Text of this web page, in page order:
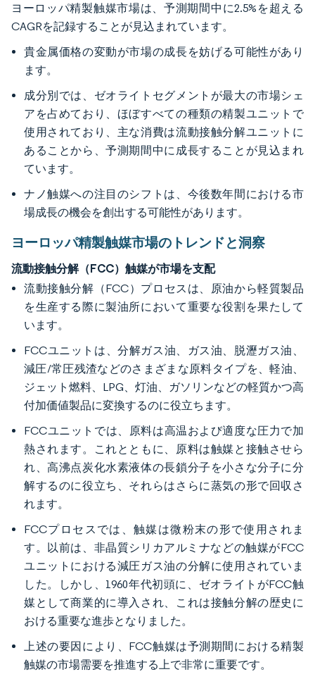
ヨーロッパ精製触媒市場は、予測期間中に2.5%を超える
CAGRを記録することが見込まれています。
貴金属価格の変動が市場の成長を妨げる可能性があり
ます。
成分別では、ゼオライトセグメントが最大の市場シェ
アを占めており、ほぼすべての種類の精製ユニットで
使用されており、主な消費は流動接触分解ユニットに
あることから、予測期間中に成長することが見込まれ
ています。
ナノ触媒への注目のシフトは、今後数年間における市
場成長の機会を創出する可能性があります。
ヨーロッパ精製触媒市場のトレンドと洞察
流動接触分解（FCC）触媒が市場を支配
流動接触分解（FCC）プロセスは、原油から軽質製品
を生産する際に製油所において重要な役割を果たして
います。
FCCユニットは、分解ガス油、ガス油、脱瀝ガス油、
減圧/常圧残渣などのさまざまな原料タイプを、軽油、
ジェット燃料、LPG、灯油、ガソリンなどの軽質かつ高
付加価値製品に変換するのに役立ちます。
FCCユニットでは、原料は高温および適度な圧力で加
熱されます。これとともに、原料は触媒と接触させら
れ、高沸点炭化水素液体の長鎖分子を小さな分子に分
解するのに役立ち、それらはさらに蒸気の形で回収さ
れます。
FCCプロセスでは、触媒は微粉末の形で使用されま
す。以前は、非晶質シリカアルミナなどの触媒がFCC
ユニットにおける減圧ガス油の分解に使用されていま
した。しかし、1960年代初頭に、ゼオライトがFCC触
媒として商業的に導入され、これは接触分解の歴史に
おける重要な進歩となりました。
上述の要因により、FCC触媒は予測期間における精製
触媒の市場需要を推進する上で非常に重要です。